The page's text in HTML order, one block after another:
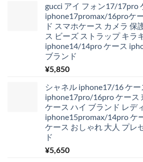
gucci アイ フォン17/17pro
iphone17promax/16proケ
ド スマホケース カメラ 保
ス ビーズ ストラップ キラ
iphone14/14pro ケース
ブランド
¥5,850
シャネル iphone17/16 ケー
iphone17pro/16pro ケース
ケース ハイ ブランド レデ
iphone15promax/14pro ケ
ケース おしゃれ 大人 プレ
ド
¥5,650